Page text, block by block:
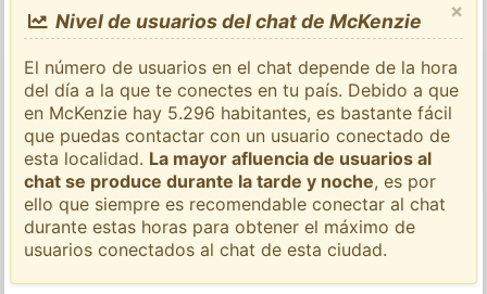
×
Nivel de usuarios del chat de McKenzie
El número de usuarios en el chat depende de la hora
del día a la que te conectes en tu país. Debido a que
en McKenzie hay 5.296 habitantes, es bastante fácil
que puedas contactar con un usuario conectado de
esta localidad. La mayor afluencia de usuarios al
chat se produce durante la tarde y noche, es por
ello que siempre es recomendable conectar al chat
durante estas horas para obtener el máximo de
usuarios conectados al chat de esta ciudad.